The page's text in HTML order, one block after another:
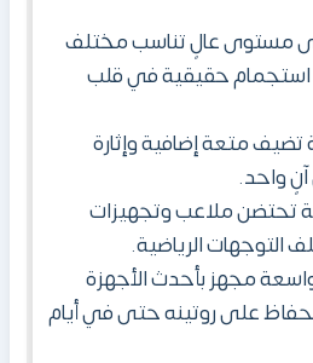
مستوى عالٍ تناسب مختلف
استجمام حقيقية في قلب
تضيف متعة إضافية وإثارة
آنٍ واحد.
تحتضن ملاعب وتجهيزات
التوجهات الرياضية.
مجهز بأحدث الأجهزة
على روتينه حتى في أيام